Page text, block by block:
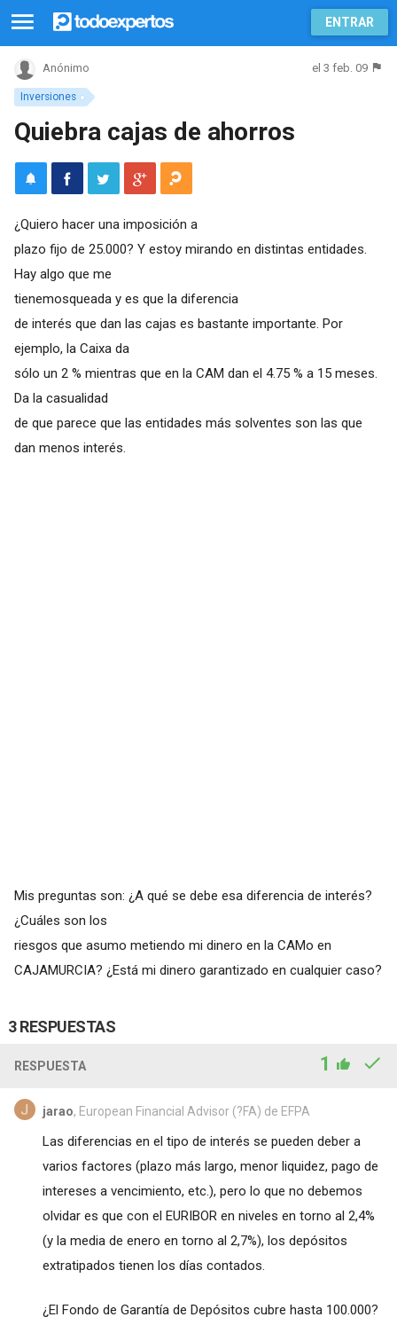
ENTRAR
Inversiones
Anónimo el 3 feb. 09
Quiebra cajas de ahorros
¿Quiero hacer una imposición a
plazo fijo de 25.000? Y estoy mirando en distintas entidades.
Hay algo que me
tienemosqueada y es que la diferencia
de interés que dan las cajas es bastante importante. Por
ejemplo, la Caixa da
sólo un 2 % mientras que en la CAM dan el 4.75 % a 15 meses.
Da la casualidad
de que parece que las entidades más solventes son las que
dan menos interés.
Mis preguntas son: ¿A qué se debe esa diferencia de interés?
¿Cuáles son los
riesgos que asumo metiendo mi dinero en la CAMo en
CAJAMURCIA? ¿Está mi dinero garantizado en cualquier caso?
3 RESPUESTAS
RESPUESTA 1
jarao, European Financial Advisor (?FA) de EFPA
Las diferencias en el tipo de interés se pueden deber a
varios factores (plazo más largo, menor liquidez, pago de
intereses a vencimiento, etc.), pero lo que no debemos
olvidar es que con el EURIBOR en niveles en torno al 2,4%
(y la media de enero en torno al 2,7%), los depósitos
extratipados tienen los días contados.
¿El Fondo de Garantía de Depósitos cubre hasta 100.000?